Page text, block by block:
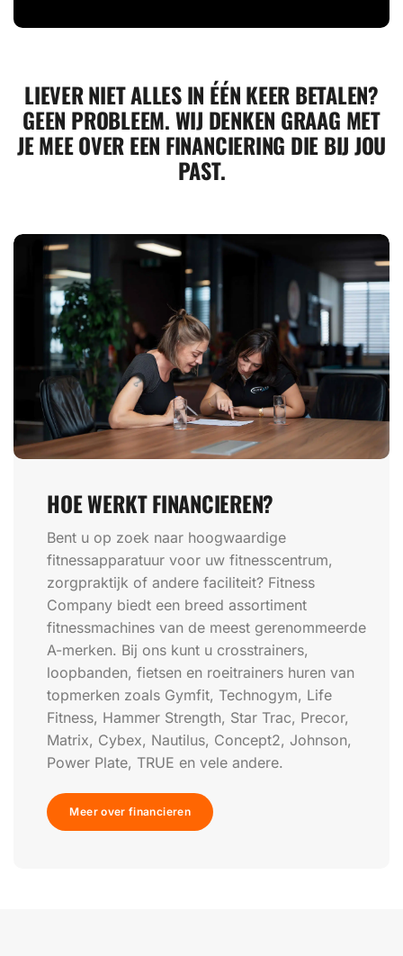
LIEVER NIET ALLES IN ÉÉN KEER BETALEN?
GEEN PROBLEEM. WIJ DENKEN GRAAG MET
JE MEE OVER EEN FINANCIERING DIE BIJ JOU
PAST.
HOE WERKT FINANCIEREN?
Bent u op zoek naar hoogwaardige
fitnessapparatuur voor uw fitnesscentrum,
zorgpraktijk of andere faciliteit? Fitness
Company biedt een breed assortiment
fitnessmachines van de meest gerenommeerde
A-merken. Bij ons kunt u crosstrainers,
loopbanden, fietsen en roeitrainers huren van
topmerken zoals Gymfit, Technogym, Life
Fitness, Hammer Strength, Star Trac, Precor,
Matrix, Cybex, Nautilus, Concept2, Johnson,
Power Plate, TRUE en vele andere.
Meer over financieren